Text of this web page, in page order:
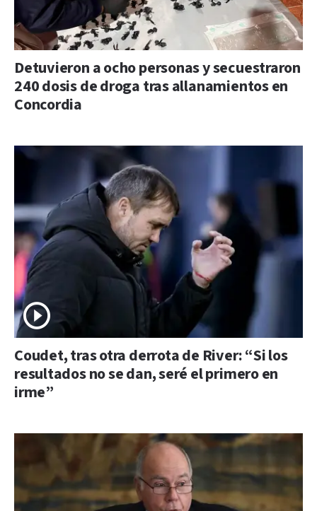
Detuvieron a ocho personas y secuestraron
240 dosis de droga tras allanamientos en
Concordia
Coudet, tras otra derrota de River: “Si los
resultados no se dan, seré el primero en
irme”